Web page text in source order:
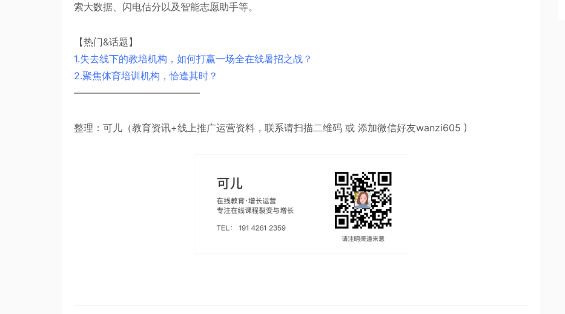
索大数据、闪电估分以及智能志愿助手等。
【热门&话题】
1.失去线下的教培机构，如何打赢一场全在线暑招之战？
2.聚焦体育培训机构，恰逢其时？
—————————————
整理：可儿（教育资讯+线上推广运营资料，联系请扫描二维码 或 添加微信好友wanzi605 )